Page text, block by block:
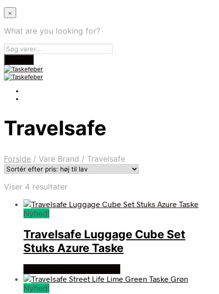
×
What are you looking for?
Travelsafe
Forside / Vare Brand / Travelsafe
Viser 4 resultaterSorteret
pris:
lav
Nyhed!
Travelsafe Luggage Cube Set
Stuks Azure Taske
Nyhed!